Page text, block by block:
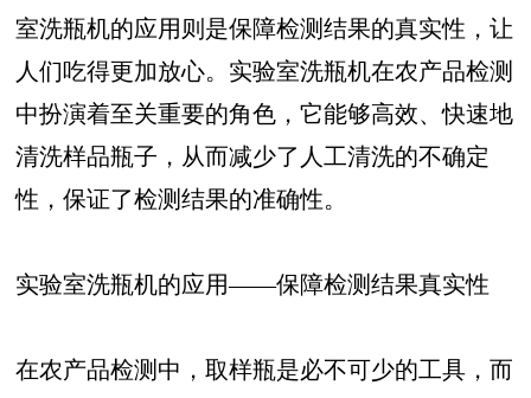
室洗瓶机的应用则是保障检测结果的真实性，让
人们吃得更加放心。实验室洗瓶机在农产品检测
中扮演着至关重要的角色，它能够高效、快速地
清洗样品瓶子，从而减少了人工清洗的不确定
性，保证了检测结果的准确性。
实验室洗瓶机的应用——保障检测结果真实性
在农产品检测中，取样瓶是必不可少的工具，而